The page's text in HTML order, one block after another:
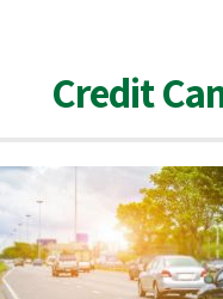
Credit